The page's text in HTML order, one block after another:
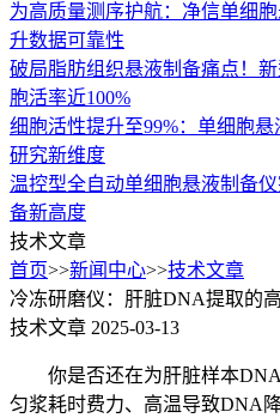
为高质量测序护航：净信单细
升数据可靠性
破局脂肪组织悬液制备痛点！
胞活率近100%
细胞活性提升至99%：单细胞
研究新维度
温控型全自动单细胞悬液制备
备新高度
技术文章
首页>>新闻中心>>技术文章
冷冻研磨仪：肝脏DNA提取的
技术文章 2025-03-13
你是否还在为肝脏样本DNA
匀浆耗时费力、高温导致DNA